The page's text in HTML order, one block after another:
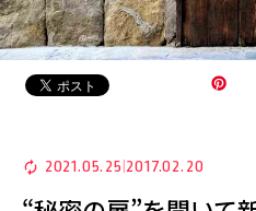
2021.05.25 2017.02.20